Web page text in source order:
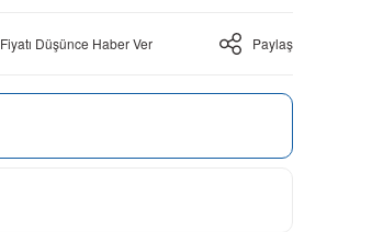
Fiyatı Düşünce Haber Ver Paylaş